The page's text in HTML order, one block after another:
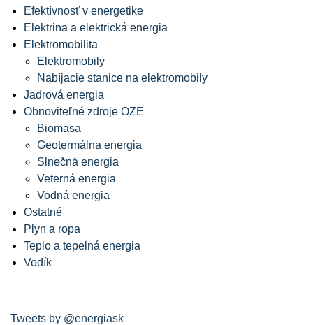
Efektívnosť v energetike
Elektrina a elektrická energia
Elektromobilita
Elektromobily
Nabíjacie stanice na elektromobily
Jadrová energia
Obnoviteľné zdroje OZE
Biomasa
Geotermálna energia
Slnečná energia
Veterná energia
Vodná energia
Ostatné
Plyn a ropa
Teplo a tepelná energia
Vodík
Tweets by @energiask